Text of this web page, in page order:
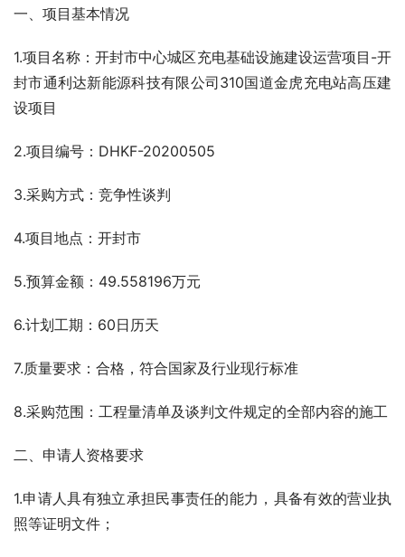
一、项目基本情况
1.项目名称：开封市中心城区充电基础设施建设运营项目-开
封市通利达新能源科技有限公司310国道金虎充电站高压建
设项目
2.项目编号：DHKF-20200505
3.采购方式：竞争性谈判
4.项目地点：开封市
5.预算金额：49.558196万元
6.计划工期：60日历天
7.质量要求：合格，符合国家及行业现行标准
8.采购范围：工程量清单及谈判文件规定的全部内容的施工
二、申请人资格要求
1.申请人具有独立承担民事责任的能力，具备有效的营业执
照等证明文件；